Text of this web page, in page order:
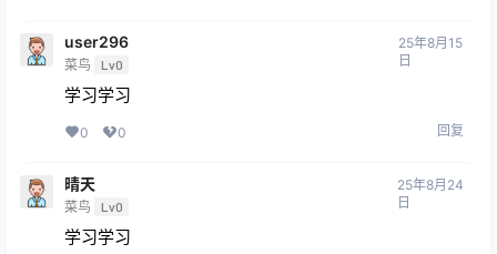
user296
菜鸟 Lv0
25年8月15
日
学习学习
0 0 回复
晴天
菜鸟 Lv0
25年8月24
日
学习学习